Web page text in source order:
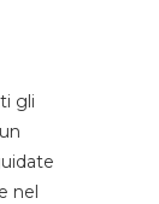
gli
nel